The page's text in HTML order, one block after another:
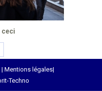
ceci
Mentions légales|
Techno